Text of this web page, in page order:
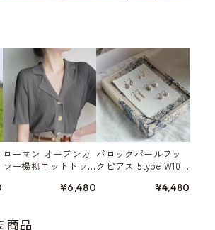
ローマン オープンカ
ラー楊柳ニットトッ
¥6,480
バロックパールフッ
クピアス 5type W1032
¥4,480
商品